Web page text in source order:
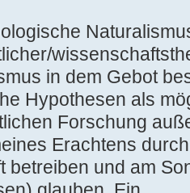
in dem Gebot
Hypothesen als
Forschung
Erachtens
betreiben und am